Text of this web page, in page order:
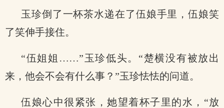
玉珍倒了一杯茶水递在了伍娘手里，伍娘笑
了笑伸手接住。
“伍姐姐……”玉珍低头。“楚横没有被放出
来，他会不会有什么事？”玉珍怯怯的问道。
伍娘心中很紧张，她望着杯子里的水，“放